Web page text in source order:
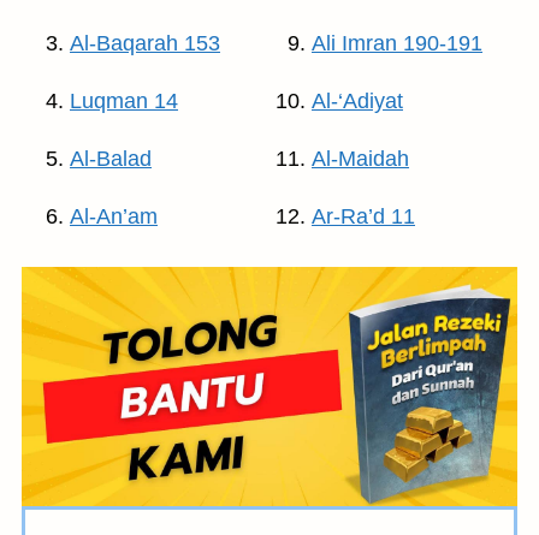
Al-Baqarah 153
Luqman 14
Al-Balad
Al-An’am
Ali Imran 190-191
Al-‘Adiyat
Al-Maidah
Ar-Ra’d 11